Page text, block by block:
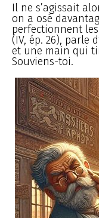
Il ne s’agissait
on a osé
perfectionnent
(IV, ép. 26), parle
et une main qui
Souviens-toi.